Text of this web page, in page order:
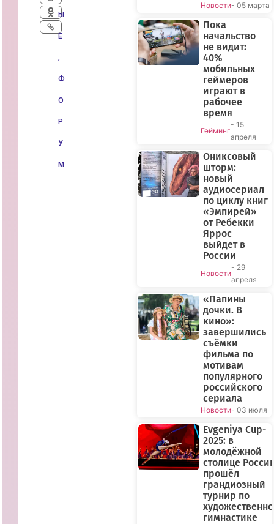
Ы
Е
,
Ф
О
Р
У
М
Новости- 05 марта
Пока
начальство
не видит:
40%
мобильных
геймеров
играют в
рабочее
время
Гейминг
- 15
апреля
Ониксовый
шторм:
новый
аудиосериал
по циклу книг
«Эмпирей»
от Ребекки
Яррос
выйдет в
России
Новости
- 29
апреля
«Папины
дочки. В
кино»:
завершились
съёмки
фильма по
мотивам
популярного
российского
сериала
Новости- 03 июля
Evgeniya Cup-
2025: в
молодёжной
столице
прошёл
грандиозный
турнир по
гимнастике